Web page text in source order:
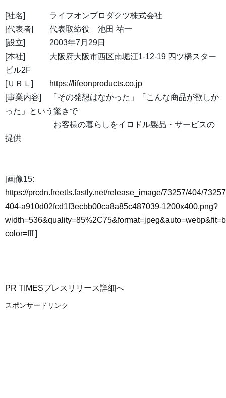
[社名] ライフオンプロダクツ株式会社
[代表者] 代表取締役 池田 祐一
[設立] 2003年7月29日
[本社] 大阪府大阪市西区南堀江1-12-19 四ツ橋スター
ビル2F
[ＵＲＬ]
https://lifeonproducts.co.jp
[事業内容] 「その発想はなかった」「こんな商品が欲しか
った」という驚きで
お客様の暮らしをイロドル製品・サービスの
提供
[画像15:
https://prcdn.freetls.fastly.net/release_image/73257/404/
404-a910d02fcd1f3ecbb00ca8a85c487039-1200x400.png?
color=fff]
PR TIMESプレスリリース詳細へ
スポンサードリンク